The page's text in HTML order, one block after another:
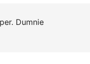
Dumnie